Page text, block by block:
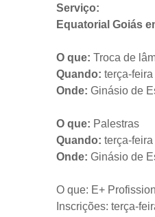
Serviço:
Equatorial Goiás
O que: Troca de
Quando: terça-
Onde: Ginásio de
O que: Palestras
Quando: terça-
Onde: Ginásio de
O que: E+
Inscrições: terça-